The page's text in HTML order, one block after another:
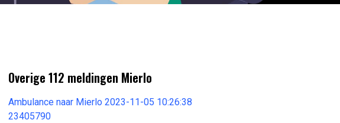
Overige 112 meldingen Mierlo
Ambulance naar Mierlo 2023-11-05 10:26:38
23405790